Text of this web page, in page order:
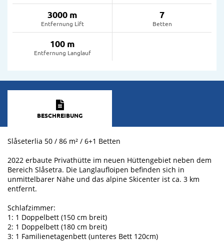
3000 m
Entfernung Lift
7
Betten
100 m
Entfernung Langlauf
BESCHREIBUNG
Slåseterlia 50 / 86 m² / 6+1 Betten
2022 erbaute Privathütte im neuen Hüttengebiet neben dem
Bereich Slåsetra. Die Langlaufloipen befinden sich in
unmittelbarer Nähe und das alpine Skicenter ist ca. 3 km
entfernt.
Schlafzimmer:
1: 1 Doppelbett (150 cm breit)
2: 1 Doppelbett (180 cm breit)
3: 1 Familienetagenbett (unteres Bett 120cm)